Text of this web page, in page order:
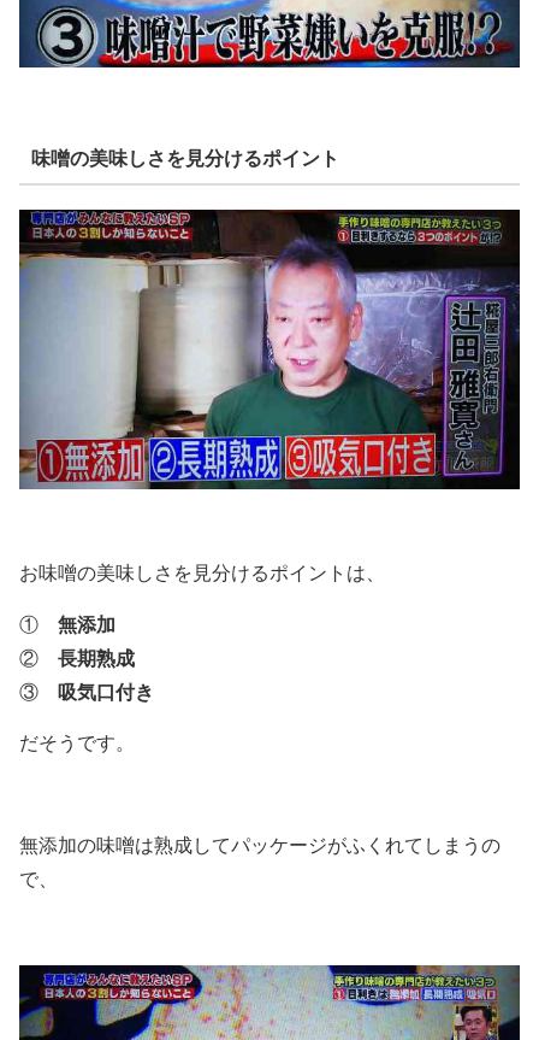
味噌の美味しさを見分けるポイント
お味噌の美味しさを見分けるポイントは、
① 無添加
② 長期熟成
③
吸気口付き
だそうです。
無添加の味噌は熟成してパッケージがふくれてしまうの
で、